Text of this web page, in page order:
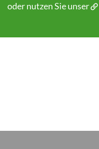
oder nutzen Sie unser